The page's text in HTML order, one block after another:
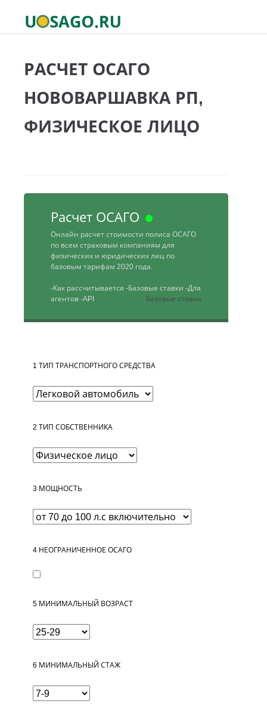
РАСЧЕТ ОСАГО
НОВОВАРШАВКА РП,
ФИЗИЧЕСКОЕ ЛИЦО
Расчет ОСАГО
Онлайн расчет стоимости полиса ОСАГО
по всем страховым компаниям для
физических и юридических лиц по
базовым тарифам 2020 года.
-Как рассчитывается -Базовые ставки -Для
агентов-API Базовые ставки
1 ТИП ТРАНСПОРТНОГО СРЕДСТВА
2 ТИП СОБСТВЕННИКА
3 МОЩНОСТЬ
4 НЕОГРАНИЧЕННОЕ ОСАГО
5 МИНИМАЛЬНЫЙ ВОЗРАСТ
6 МИНИМАЛЬНЫЙ СТАЖ